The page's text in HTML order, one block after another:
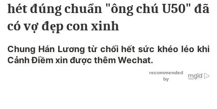
hét đúng chuẩn "ông chú U50" đã
có vợ đẹp con xinh
Chung Hán Lương từ chối hết sức khéo léo khi
Cảnh Điềm xin được thêm Wechat.